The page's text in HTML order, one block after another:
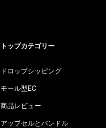
トップカテゴリー
ドロップシッピング
モール型EC
商品レビュー
アップセルとバンドル